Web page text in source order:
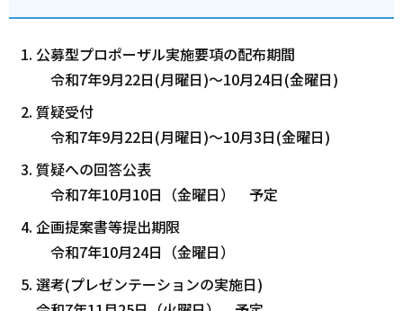
公募型プロポーザル実施要項の配布期間
令和7年9月22日(月曜日)～10月24日(金曜日)
質疑受付
令和7年9月22日(月曜日)～10月3日(金曜日)
質疑への回答公表
令和7年10月10日（金曜日） 予定
企画提案書等提出期限
令和7年10月24日（金曜日）
選考(プレゼンテーションの実施日)